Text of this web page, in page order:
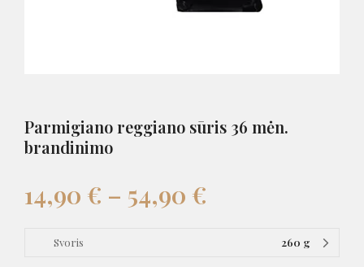
Parmigiano reggiano sūris 36 mėn.
brandinimo
14,90 € – 54,90 €
Svoris 260 g